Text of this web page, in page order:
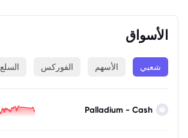
الأسواق
شعبي الأسهم الفوركس السلع
Palladium - Cash